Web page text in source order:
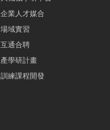
企業人才媒合
場域實習
互通合聘
產學研計畫
訓練課程開發